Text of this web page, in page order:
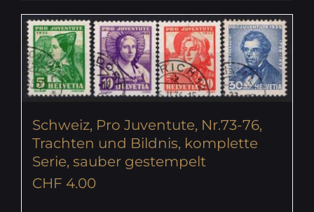
Schweiz, Pro Juventute, Nr.73-76,
Trachten und Bildnis, komplette
Serie, sauber gestempelt
CHF 4.00